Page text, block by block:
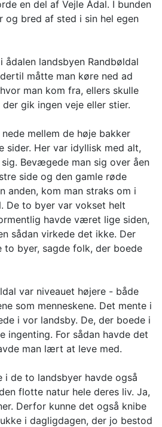
en del af Vejle Ådal. I bunden
og bred af sted i sin hel egen
ådalen landsbyen Randbøldal
måtte man køre ned ad
man kom fra, ellers skulle
gik ingen veje eller stier.
mellem de høje bakker
sider. Her var idyllisk med alt,
Bevægede man sig over åen
side og den gamle røde
anden, kom man straks om i
De to byer var vokset helt
havde været lige siden,
sådan virkede det ikke. Der
byer, sagde folk, der boede
var niveauet højere - både
som menneskene. Det mente i
i vor landsby. De, der boede i
ingenting. For sådan havde det
man lært at leve med.
i de to landsbyer havde også
flotte natur hele deres liv. Ja,
Derfor kunne det også knibe
i dagligdagen, der jo bestod